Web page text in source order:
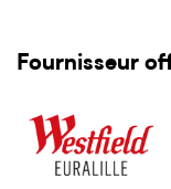
Fournisseur